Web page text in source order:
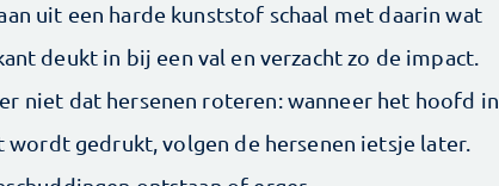
uit een harde kunststof schaal met daarin wat
deukt in bij een val en verzacht zo de impact.
niet dat hersenen roteren: wanneer het hoofd in
wordt gedrukt, volgen de hersenen ietsje later.